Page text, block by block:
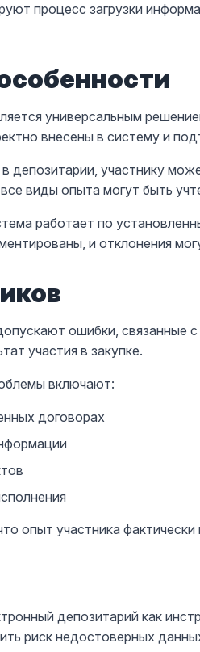
процесс загрузки
универсальным
внесены в систему и
депозитарии, участнику
виды опыта могут быть
работает по
и отклонения
ошибки, связанные
участия в закупке.
включают:
договорах
опыт участника
депозитарий как
риск недостоверных